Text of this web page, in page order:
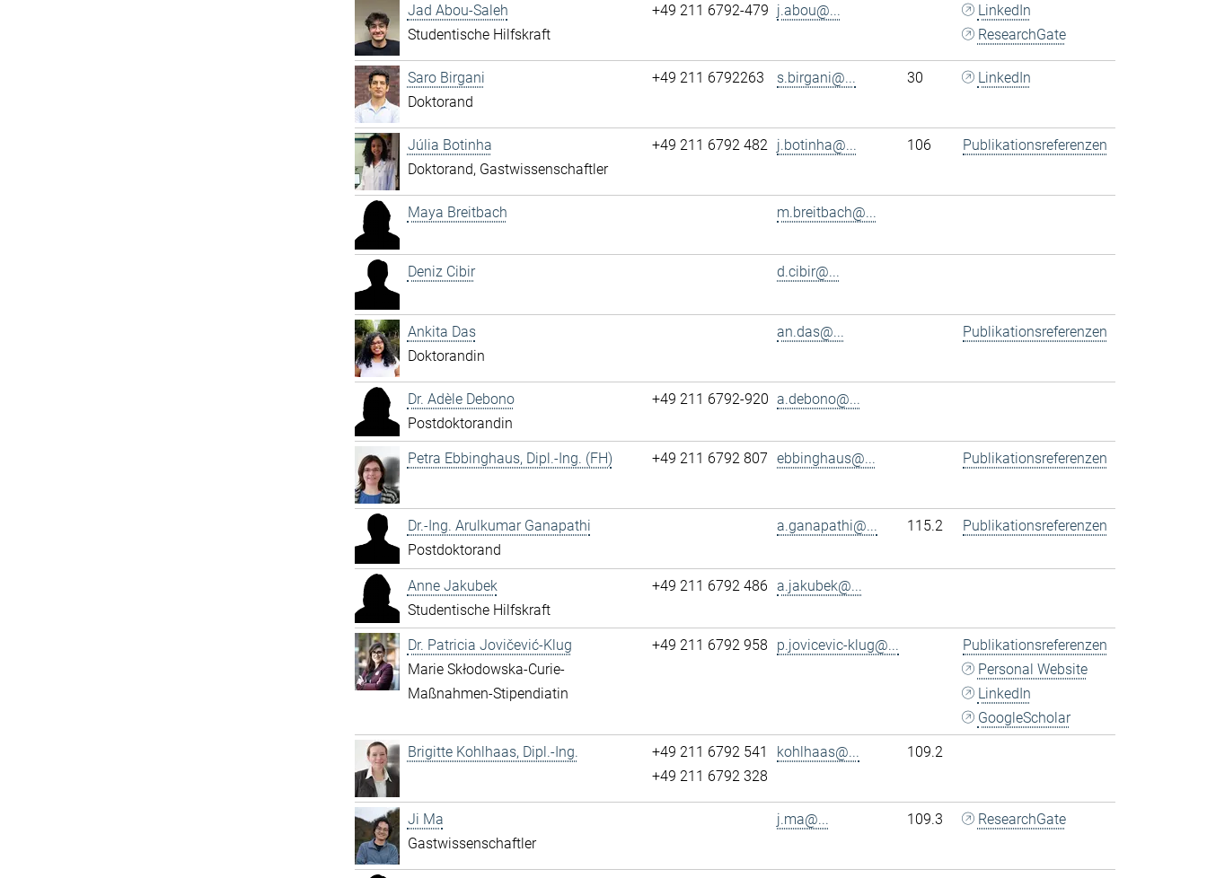
Jad Abou-Saleh
Studentische Hilfskraft
+49 211 6792-479 j.abou@...
LinkedIn
ResearchGate
Saro Birgani
Doktorand
+49 211 6792263 s.birgani@... 30 LinkedIn
Júlia Botinha
Doktorand, Gastwissenschaftler
+49 211 6792 482 j.botinha@... 106 Publikationsreferenzen
Maya Breitbach m.breitbach@...
Deniz Cibir d.cibir@...
Ankita Das
Doktorandin
an.das@... Publikationsreferenzen
Dr. Adèle Debono
Postdoktorandin
+49 211 6792-920 a.debono@...
Petra Ebbinghaus, Dipl.-Ing. (FH) +49 211 6792 807 ebbinghaus@... Publikationsreferenzen
Dr.-Ing. Arulkumar Ganapathi
Postdoktorand
a.ganapathi@... 115.2 Publikationsreferenzen
Anne Jakubek
Studentische Hilfskraft
+49 211 6792 486 a.jakubek@...
Dr. Patricia Jovičević-Klug
Marie Skłodowska-Curie-
Maßnahmen-Stipendiatin
+49 211 6792 958 p.jovicevic-klug@...
Publikationsreferenzen
Personal Website
LinkedIn
GoogleScholar
Brigitte Kohlhaas, Dipl.-Ing.
+49 211 6792 541
+49 211 6792 328
kohlhaas@... 109.2
Ji Ma
Gastwissenschaftler
j.ma@... 109.3 ResearchGate